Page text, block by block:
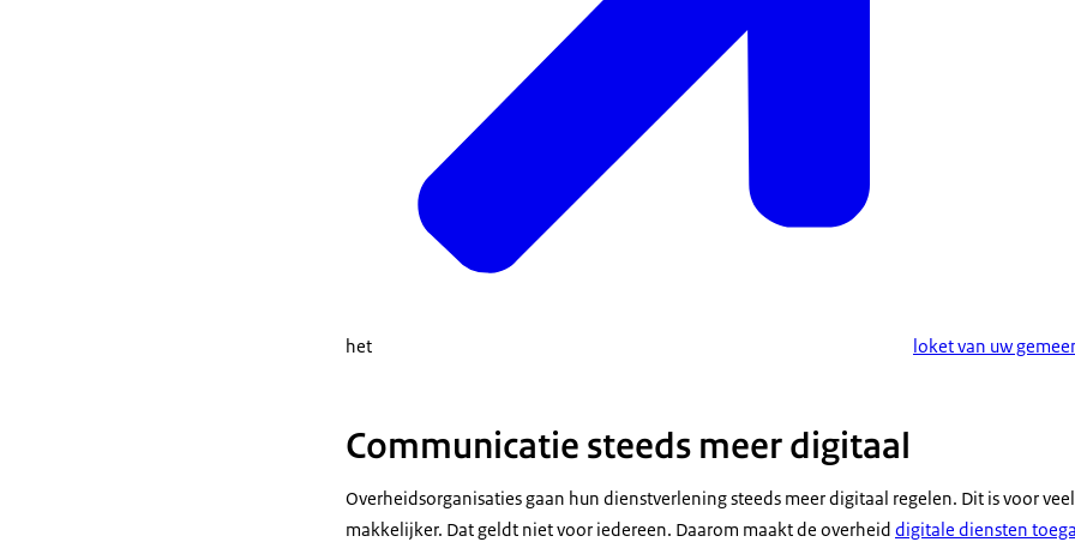
het loket van uw
Communicatie steeds meer digitaal
Overheidsorganisaties gaan hun dienstverlening steeds meer digitaal regelen. Dit is voor
makkelijker. Dat geldt niet voor iedereen. Daarom maakt de overheid digitale diensten